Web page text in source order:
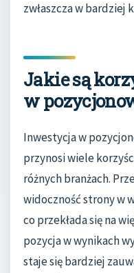
zwłaszcza w bardziej
Jakie są
w
Inwestycja w
przynosi wiele
różnych branżach.
widoczność strony w
co przekłada się na
pozycja w wynikach
staje się bardziej